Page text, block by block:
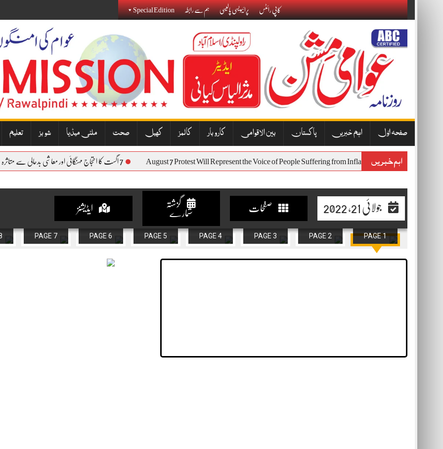
کاپی رائٹس پرائیویسی پالیسی ہم سے رابطہ Special Edition
صفحہ اوّل اہم خبریں پاکستان بین الاقوامی کاروبار کالمز کھیل صحت ملٹی میڈیا شوبز تعلیم
اہم خبریں
August 7 Protest Will Represent the Voice of People Suffering from Inflation and Economic 7 اگست کا احتجاج مہنگائی اور معاشی بدحالی سے متاثرہ عوام کی آواز بنے گا: نذیر جنجوعہ
جولائی 21, 2022 صفحات
گزشتہ
شمارے
ایڈیشنز
PAGE 1
PAGE 2
PAGE 3
PAGE 4
PAGE 5
PAGE 6
PAGE 7